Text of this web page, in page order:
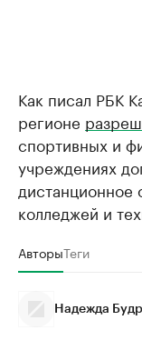
Как писал РБК
регионе
спортивных и
учреждениях
дистанционное
колледжей и
АвторыТеги
Надежда